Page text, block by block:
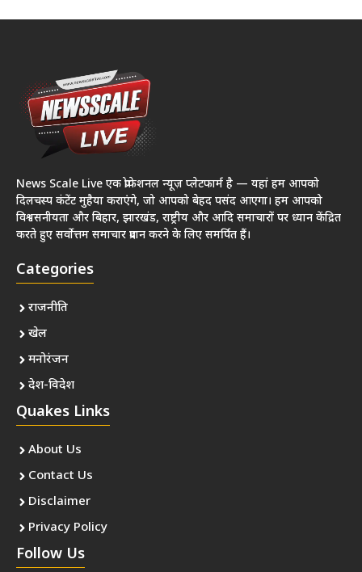
News Scale Live एक प्रोफेशनल न्यूज़ प्लेटफार्म है — यहां हम आपको
दिलचस्प कंटेंट मुहैया कराएंगे, जो आपको बेहद पसंद आएगा। हम आपको
विश्वसनीयता और बिहार, झारखंड, राष्ट्रीय और आदि समाचारों पर ध्यान केंद्रित
करते हुए सर्वोत्तम समाचार प्रदान करने के लिए समर्पित हैं।
Categories
राजनीति
खेल
मनोरंजन
देश-विदेश
Quakes Links
About Us
Contact Us
Disclaimer
Privacy Policy
Follow Us